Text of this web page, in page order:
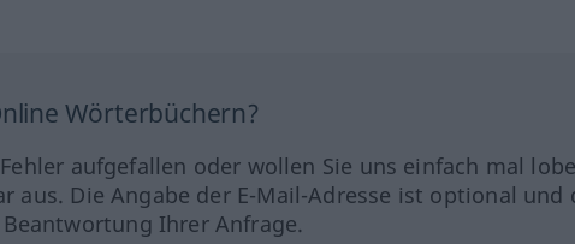
Wörterbüchern?
aufgefallen oder wollen Sie uns einfach mal
aus. Die Angabe der E-Mail-Adresse ist optional und
Ihrer Anfrage.